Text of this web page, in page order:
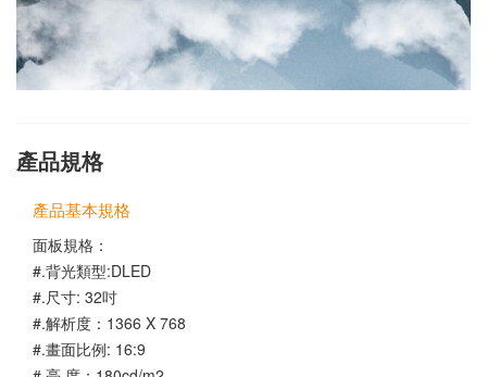
產品規格
產品基本規格
面板規格：
#.背光類型:DLED
#.尺寸: 32吋
#.解析度：1366 X 768
#.畫面比例: 16:9